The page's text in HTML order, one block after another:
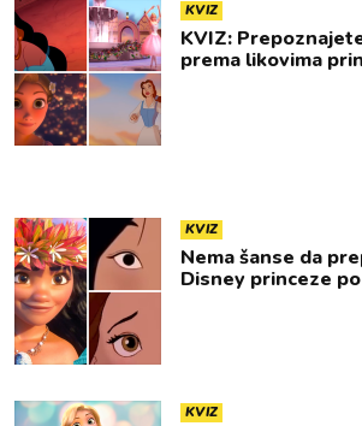
KVIZ
KVIZ:
prema likovima
KVIZ
Nema šanse da
Disney princeze
KVIZ